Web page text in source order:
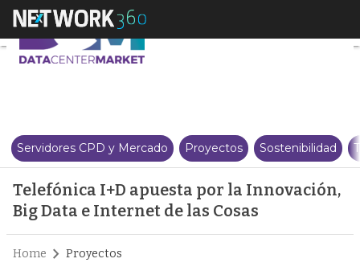
Telefónica I+D apuesta por la
Servidores CPD y Mercado Proyectos Sostenibilidad
Telefónica I+D apuesta por la Innovación,
Big Data e Internet de las Cosas
Home Proyectos